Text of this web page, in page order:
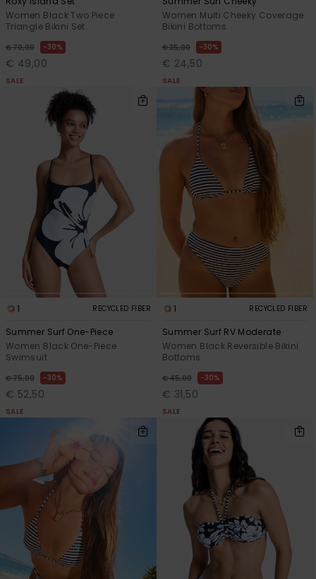
Women Black Two Piece
Triangle Bikini Set
€ 70,00 30%
€ 49,00
SALE
Women Multi Cheeky Coverage
Bikini Bottoms
€ 35,00 30%
€ 24,50
SALE
1 RECYCLED FIBER
Summer Surf One-Piece
Women Black One-Piece
Swimsuit
€ 75,00 30%
€ 52,50
SALE
1 RECYCLED FIBER
Summer Surf RV Moderate
Women Black Reversible Bikini
Bottoms
€ 45,00 30%
€ 31,50
SALE